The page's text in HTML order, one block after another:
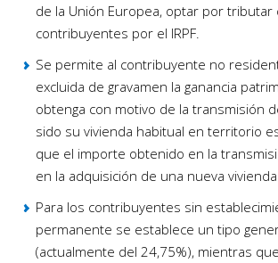
de la Unión Europea, optar por tributar
contribuyentes por el IRPF.
Se permite al contribuyente no
excluida de gravamen la ganancia
obtenga con motivo de la transmisión
sido su vivienda habitual en territorio
que el importe obtenido en la
en la adquisición de una nueva vivienda
Para los contribuyentes sin
permanente se establece un tipo
(actualmente del 24,75%), mientras